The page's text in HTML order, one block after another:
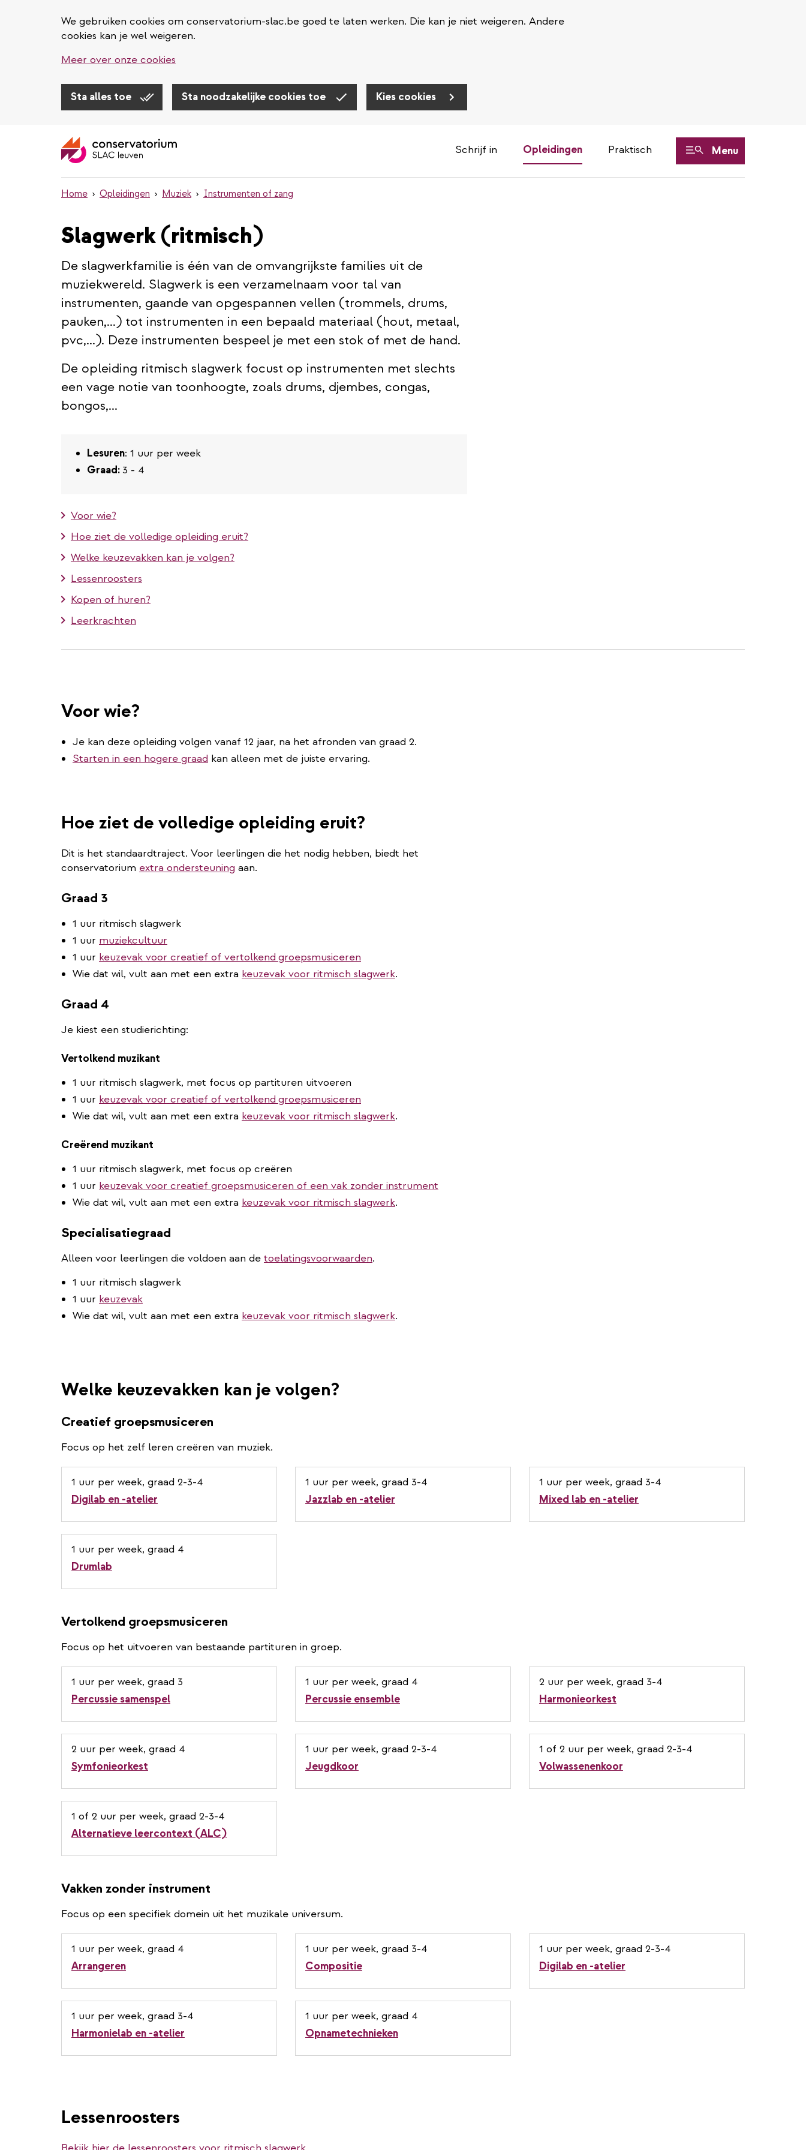
We gebruiken cookies om conservatorium-slac.be goed te laten werken. Die kan je niet weigeren. Andere
cookies kan je wel weigeren.
Meer over onze cookies
Sta alles toe Sta noodzakelijke cookies toe Kies cookies
Schrijf in Opleidingen Praktisch Menu
Home Opleidingen Muziek Instrumenten of zang
Slagwerk (ritmisch)
De slagwerkfamilie is één van de omvangrijkste families uit de
muziekwereld. Slagwerk is een verzamelnaam voor tal van
instrumenten, gaande van opgespannen vellen (trommels, drums,
pauken,...) tot instrumenten in een bepaald materiaal (hout, metaal,
pvc,...). Deze instrumenten bespeel je met een stok of met de hand.
De opleiding ritmisch slagwerk focust op instrumenten met slechts
een vage notie van toonhoogte, zoals drums, djembes, congas,
bongos,...
Lesuren: 1 uur per week
Graad: 3 - 4
Voor wie?
Hoe ziet de volledige opleiding eruit?
Welke keuzevakken kan je volgen?
Lessenroosters
Kopen of huren?
Leerkrachten
Voor wie?
Je kan deze opleiding volgen vanaf 12 jaar, na het afronden van graad 2.
Starten in een hogere graad kan alleen met de juiste ervaring.
Hoe ziet de volledige opleiding eruit?
Dit is het standaardtraject. Voor leerlingen die het nodig hebben, biedt het
conservatorium extra ondersteuning aan.
Graad 3
1 uur ritmisch slagwerk
1 uur muziekcultuur
1 uur keuzevak voor creatief of vertolkend groepsmusiceren
Wie dat wil, vult aan met een extra keuzevak voor ritmisch slagwerk.
Graad 4
Je kiest een studierichting:
Vertolkend muzikant
1 uur ritmisch slagwerk, met focus op partituren uitvoeren
1 uur keuzevak voor creatief of vertolkend groepsmusiceren
Wie dat wil, vult aan met een extra keuzevak voor ritmisch slagwerk.
Creërend muzikant
1 uur ritmisch slagwerk, met focus op creëren
1 uur keuzevak voor creatief groepsmusiceren of een vak zonder instrument
Wie dat wil, vult aan met een extra keuzevak voor ritmisch slagwerk.
Specialisatiegraad
Alleen voor leerlingen die voldoen aan de toelatingsvoorwaarden.
1 uur ritmisch slagwerk
1 uur keuzevak
Wie dat wil, vult aan met een extra keuzevak voor ritmisch slagwerk.
Welke keuzevakken kan je volgen?
Creatief groepsmusiceren
Focus op het zelf leren creëren van muziek.
1 uur per week, graad 2-3-4
Digilab en -atelier
1 uur per week, graad 3-4
Jazzlab en -atelier
1 uur per week, graad 3-4
Mixed lab en -atelier
1 uur per week, graad 4
Drumlab
Vertolkend groepsmusiceren
Focus op het uitvoeren van bestaande partituren in groep.
1 uur per week, graad 3
Percussie samenspel
1 uur per week, graad 4
Percussie ensemble
2 uur per week, graad 3-4
Harmonieorkest
2 uur per week, graad 4
Symfonieorkest
1 uur per week, graad 2-3-4
Jeugdkoor
1 of 2 uur per week, graad 2-3-4
Volwassenenkoor
1 of 2 uur per week, graad 2-3-4
Alternatieve leercontext (ALC)
Vakken zonder instrument
Focus op een specifiek domein uit het muzikale universum.
1 uur per week, graad 4
Arrangeren
1 uur per week, graad 3-4
Compositie
1 uur per week, graad 2-3-4
Digilab en -atelier
1 uur per week, graad 3-4
Harmonielab en -atelier
1 uur per week, graad 4
Opnametechnieken
Lessenroosters